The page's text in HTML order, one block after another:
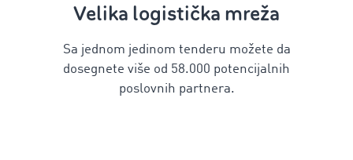
Velika logistička mreža
Sa jednom jedinom tenderu možete da
dosegnete više od 58.000 potencijalnih
poslovnih partnera.